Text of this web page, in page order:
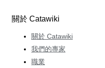
關於 Catawiki
關於 Catawiki
我們的專家
職業